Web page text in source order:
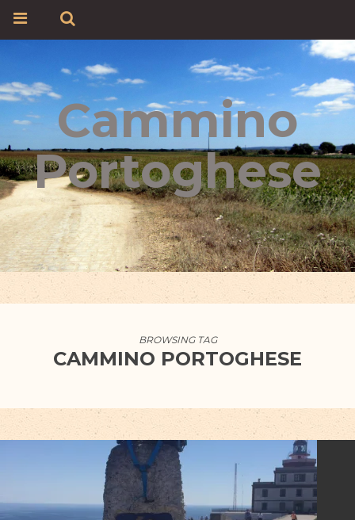
Cammino
Portoghese
BROWSING TAG
CAMMINO PORTOGHESE